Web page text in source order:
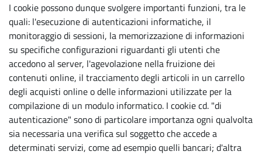
I cookie possono dunque svolgere importanti funzioni, tra le
quali: l'esecuzione di autenticazioni informatiche, il
monitoraggio di sessioni, la memorizzazione di informazioni
su specifiche configurazioni riguardanti gli utenti che
accedono al server, l'agevolazione nella fruizione dei
contenuti online, il tracciamento degli articoli in un carrello
degli acquisti online o delle informazioni utilizzate per la
compilazione di un modulo informatico. I cookie cd. "di
autenticazione" sono di particolare importanza ogni qualvolta
sia necessaria una verifica sul soggetto che accede a
determinati servizi, come ad esempio quelli bancari; d'altra